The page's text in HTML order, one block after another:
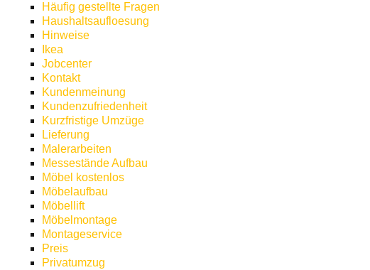
Häufig gestellte Fragen
Haushaltsaufloesung
Hinweise
Ikea
Jobcenter
Kontakt
Kundenmeinung
Kundenzufriedenheit
Kurzfristige Umzüge
Lieferung
Malerarbeiten
Messestände Aufbau
Möbel kostenlos
Möbelaufbau
Möbellift
Möbelmontage
Montageservice
Preis
Privatumzug